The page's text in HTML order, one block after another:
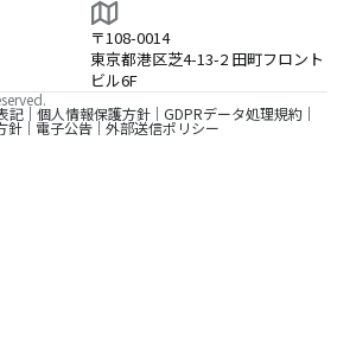
〒108-0014
東京都港区芝4-13-2 田町フロント
ビル6F
記 個人情報保護方針 GDPRデータ処理規約
針 電子公告 外部送信ポリシー